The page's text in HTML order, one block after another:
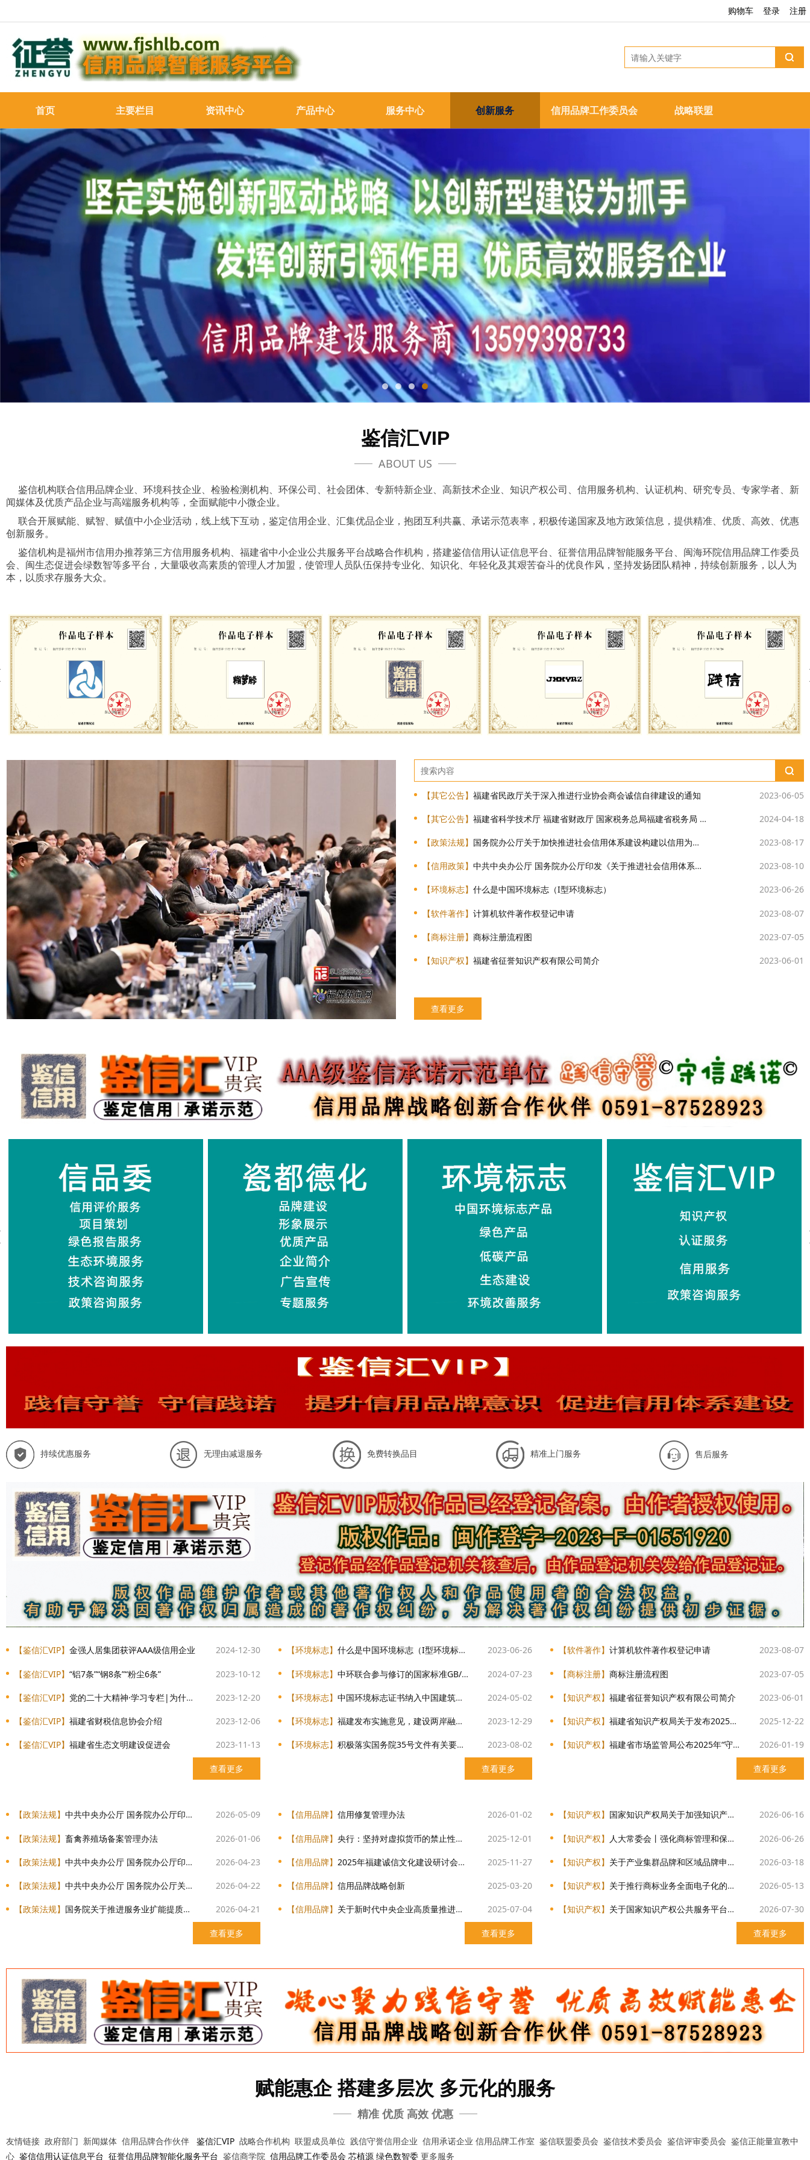
登录 注册
购物车
首页 主要栏目 资讯中心 产品中心 服务中心 创新服务 信用品牌工作委员会 战略联盟
鉴信汇VIP
ABOUT US
鉴信机构联合信用品牌企业、环境科技企业、检验检测机构、环保公司、社会团体、专新特新企业、高新技术企业、知识产权公司、信用服务机构、认证机构、研究专员、专家学者、新
闻媒体及优质产品企业与高端服务机构等，全面赋能中小微企业。
联合开展赋能、赋智、赋值中小企业活动，线上线下互动，鉴定信用企业、汇集优品企业，抱团互利共赢、承诺示范表率，积极传递国家及地方政策信息，提供精准、优质、高效、优惠
创新服务。
鉴信机构是福州市信用办推荐第三方信用服务机构、福建省中小企业公共服务平台战略合作机构，搭建鉴信信用认证信息平台、征誉信用品牌智能服务平台、闽海环院信用品牌工作委员
会、闽生态促进会绿数智等多平台，大量吸收高素质的管理人才加盟，使管理人员队伍保持专业化、知识化、年轻化及其艰苦奋斗的优良作风，坚持发扬团队精神，持续创新服务，以人为
本，以质求存服务大众。
【其它公告】 福建省民政厅关于深入推进行业协会商会诚信自律建设的通知 2023-06-05
【其它公告】 福建省科学技术厅 福建省财政厅 国家税务总局福建省税务局 关于组织开展2024年度高新技术企业认定工作的通知 2024-04-18
【政策法规】 国务院办公厅关于加快推进社会信用体系建设构建以信用为基础的新型监管机制的指导意见 2023-08-17
【信用政策】 中共中央办公厅 国务院办公厅印发《关于推进社会信用体系建设高质量发展促进形成新发展格局的意见》 2023-08-10
【环境标志】 什么是中国环境标志（I型环境标志） 2023-06-26
【软件著作】 计算机软件著作权登记申请 2023-08-07
【商标注册】 商标注册流程图 2023-07-05
【知识产权】 福建省征誉知识产权有限公司简介 2023-06-01
查看更多
持续优惠服务 无理由减退服务 免费转换品目 精准上门服务 售后服务
【鉴信汇VIP】 金强人居集团获评AAA级信用企业 2024-12-30
【鉴信汇VIP】 “铝7条”“钢8条”“粉尘6条” 2023-10-12
【鉴信汇VIP】 党的二十大精神·学习专栏|为什么要完善产权保护、市场准入、公平竞争、社会信用等市场经济基础制度？ 2023-12-20
【鉴信汇VIP】 福建省财税信息协会介绍 2023-12-06
【鉴信汇VIP】 福建省生态文明建设促进会 2023-11-13
查看更多
【环境标志】 什么是中国环境标志（I型环境标志） 2023-06-26
【环境标志】 中环联合参与修订的国家标准GB/T 24021-2024《环境管理 环境标志和声明 自我环境声明（II型环境标志）》正式发布 2024-07-23
【环境标志】 中国环境标志证书纳入中国建筑集团绿色建材商城准入条件 2024-05-02
【环境标志】 福建发布实施意见，建设两岸融合发展示范区 2023-12-29
【环境标志】 积极落实国务院35号文件有关要求 务实推进绿色印刷工作 2023-08-02
查看更多
【软件著作】 计算机软件著作权登记申请 2023-08-07
【商标注册】 商标注册流程图 2023-07-05
【知识产权】 福建省征誉知识产权有限公司简介 2023-06-01
【知识产权】 福建省知识产权局关于发布2025年度专利行政保护典型案例的通告 2025-12-22
【知识产权】 福建省市场监管局公布2025年“守护知识产权”行政执法典型案例 2026-01-19
查看更多
【政策法规】 中共中央办公厅 国务院办公厅印发《美丽中国建设成效考核办法》 2026-05-09
【政策法规】 畜禽养殖场备案管理办法 2026-01-06
【政策法规】 中共中央办公厅 国务院办公厅印发《碳达峰碳中和综合评价考核办法》 2026-04-23
【政策法规】 中共中央办公厅 国务院办公厅关于更高水平更高质量做好节能降碳工作的意见 2026-04-22
【政策法规】 国务院关于推进服务业扩能提质的意见 2026-04-21
查看更多
【信用品牌】 信用修复管理办法 2026-01-02
【信用品牌】 央行：坚持对虚拟货币的禁止性政策 2025-12-01
【信用品牌】 2025年福建诚信文化建设研讨会召开 2025-11-27
【信用品牌】 信用品牌战略创新 2025-03-20
【信用品牌】 关于新时代中央企业高质量推进品牌建设的意见 2025-07-04
查看更多
【知识产权】 国家知识产权局关于加强知识产权公共服务机构管理 高质量开展知识产权公共服务的意见 2026-06-16
【知识产权】 人大常委会丨强化商标管理和保护 商标法完成修订 2026-06-26
【知识产权】 关于产业集群品牌和区域品牌申请注册商标的指引 2026-03-18
【知识产权】 关于推行商标业务全面电子化的通告 2026-05-13
【知识产权】 关于国家知识产权公共服务平台用户注册及商标网上申请系统代理人员备案方式的通知 2026-07-30
查看更多
赋能惠企 搭建多层次 多元化的服务
精准 优质 高效 优惠
友情链接 政府部门 新闻媒体 信用品牌合作伙伴 鉴信汇VIP 战略合作机构 联盟成员单位 践信守誉信用企业 信用承诺企业 信用品牌工作室 鉴信联盟委员会 鉴信技术委员会 鉴信评审委员会 鉴信正能量宣教中
心 鉴信信用认证信息平台 征誉信用品牌智能化服务平台 鉴信商学院 信用品牌工作委员会 芯植源 绿色数智委 更多服务